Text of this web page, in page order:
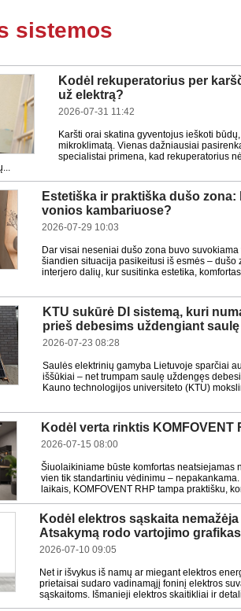
sistemos
Kodėl rekuperatorius per
už elektrą?
2026-07-31 11:42
Karšti orai skatina gyventojus ieškoti
mikroklimatą. Vienas dažniausiai
specialistai primena, kad rekuperatorius
Estetiška ir praktiška dušo
vonios kambariuose?
2026-07-29 10:03
Dar visai neseniai dušo zona buvo
šiandien situacija pasikeitusi iš esmės –
interjero dalių, kur susitinka estetika,
KTU sukūrė DI sistemą, kuri
prieš debesims uždengiant saulę
2026-07-23 08:28
Saulės elektrinių gamyba Lietuvoje sparčiai
iššūkiai – net trumpam saulę uždengęs
Kauno technologijos universiteto (KTU)
Kodėl verta rinktis
2026-07-15 08:00
Šiuolaikiniame būste komfortas neatsiejamas
vien tik standartiniu vėdinimu –
laikais, KOMFOVENT RHP tampa praktišku,
Kodėl elektros sąskaita
Atsakymą rodo vartojimo grafikas
2026-07-10 09:05
Net ir išvykus iš namų ar miegant elektros
prietaisai sudaro vadinamąjį foninį elektros
sąskaitoms. Išmanieji elektros skaitikliai ir